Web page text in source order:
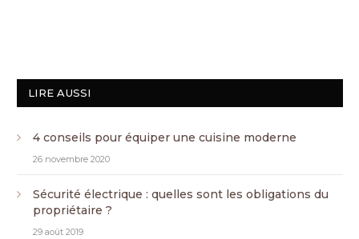
LIRE AUSSI
4 conseils pour équiper une cuisine moderne
26 novembre 2020
Sécurité électrique : quelles sont les obligations du
propriétaire ?
29 août 2019